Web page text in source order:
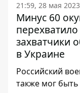
21:59, 28 мая 2023
Минус 60
захватчики
в Украине
Российский
также мог быть